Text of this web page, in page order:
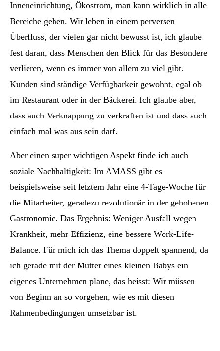
Inneneinrichtung, Ökostrom, man kann wirklich in alle
Bereiche gehen. Wir leben in einem perversen
Überfluss, der vielen gar nicht bewusst ist, ich glaube
fest daran, dass Menschen den Blick für das Besondere
verlieren, wenn es immer von allem zu viel gibt.
Kunden sind ständige Verfügbarkeit gewohnt, egal ob
im Restaurant oder in der Bäckerei. Ich glaube aber,
dass auch Verknappung zu verkraften ist und dass auch
einfach mal was aus sein darf.
Aber einen super wichtigen Aspekt finde ich auch
soziale Nachhaltigkeit: Im AMASS gibt es
beispielsweise seit letztem Jahr eine 4-Tage-Woche für
die Mitarbeiter, geradezu revolutionär in der gehobenen
Gastronomie. Das Ergebnis: Weniger Ausfall wegen
Krankheit, mehr Effizienz, eine bessere Work-Life-
Balance. Für mich ich das Thema doppelt spannend, da
ich gerade mit der Mutter eines kleinen Babys ein
eigenes Unternehmen plane, das heisst: Wir müssen
von Beginn an so vorgehen, wie es mit diesen
Rahmenbedingungen umsetzbar ist.